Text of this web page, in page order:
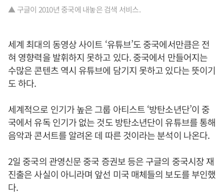
▲ 구글이 2010년 중국에 내놓은 검색 서비스.
세계 최대의 동영상 사이트 ‘유튜브’도 중국에서만큼은 전
혀 영향력을 발휘하지 못하고 있다. 중국에서 만들어지는
수많은 콘텐츠 역시 유튜브에 담기지 못하고 있다는 뜻이기
도 하다.
세계적으로 인기가 높은 그룹 아티스트 ‘방탄소년단’이 중
국에서 유독 인기가 없는 것도 방탄소년단이 유튜브를 통해
음악과 콘서트를 알려온 데 따른 것이라는 분석이 나온다.
2일 중국의 관영신문 중국 증권보 등은 구글의 중국시장 재
진출은 사실이 아니라며 앞선 미국 매체들의 보도를 부인했
다.